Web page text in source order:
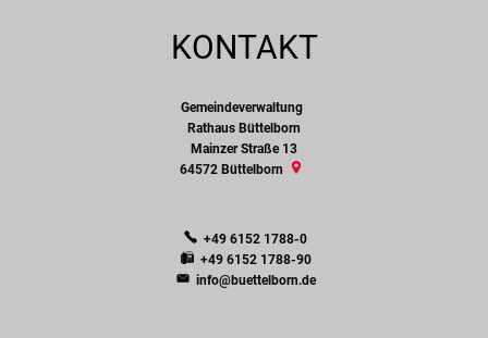
KONTAKT
Gemeindeverwaltung
Rathaus Büttelborn
Mainzer Straße 13
64572 Büttelborn
+49 6152 1788-0
+49 6152 1788-90
info@buettelborn.de